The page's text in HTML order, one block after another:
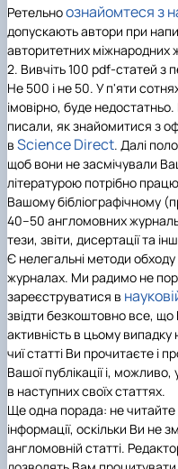
Ретельноознайомтеся з
допускають автори при
авторитетних міжнародних
2. Вивчіть 100 pdf-статей з
Не 500 і не 50. У п'яти
імовірно, буде
писали, як знайомитися з
в Science Direct. Далі
щоб вони не засмічували
літературою потрібно
Вашому бібліографічному
40–50 англомовних
тези, звіти, дисертації та
Є нелегальні методи
журналах. Ми радимо не
зареєструватися в
звідти безкоштовно все,
активність в цьому
чиї статті Ви прочитаєте і
Вашої публікації і,
в наступних своїх статтях.
Ще одна порада: не
інформації, оскільки Ви не
англомовній статті.